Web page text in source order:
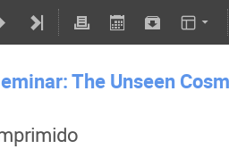
The Unseen